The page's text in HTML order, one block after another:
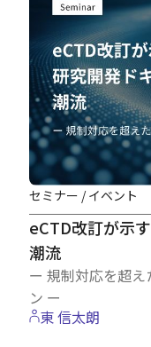
eCTD改訂が示
潮流
ー 規制対応を超
ン ー
セミナー / イベント
東 信太朗